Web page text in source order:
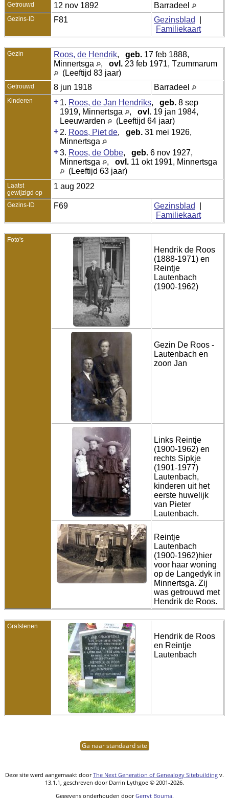
Getrouwd 12 nov 1892 Barradeel
Gezins-ID F81 Gezinsblad
Familiekaart
Gezin Roos, de Hendrik, geb. 17 feb 1888,
Minnertsga
, ovl. 23 feb 1971, Tzummarum
(Leeftijd 83 jaar)
Getrouwd 8 jun 1918 Barradeel
Kinderen + 1. Roos, de Jan Hendriks, geb. 8 sep
1919, Minnertsga
, ovl. 19 jan 1984,
Leeuwarden
(Leeftijd 64 jaar)
+ 2. Roos, Piet de, geb. 31 mei 1926,
Minnertsga
+3. Roos, de Obbe, geb. 6 nov 1927,
Minnertsga
, ovl. 11 okt 1991, Minnertsga
(Leeftijd 63 jaar)
Laatst
gewijzigd op
1 aug 2022
Gezins-ID F69 Gezinsblad
Familiekaart
Foto's
Hendrik de Roos
(1888-1971) en
Reintje
Lautenbach
(1900-1962)
Gezin De Roos -
Lautenbach en
zoon Jan
Links Reintje
(1900-1962) en
rechts Sipkje
(1901-1977)
Lautenbach,
kinderen uit het
eerste huwelijk
van Pieter
Lautenbach.
Reintje
Lautenbach
(1900-1962)hier
voor haar woning
op de Langedyk in
Minnertsga. Zij
was getrouwd met
Hendrik de Roos.
Grafstenen
Hendrik de Roos
en Reintje
Lautenbach
Ga naar standaard site
Deze site werd aangemaakt doorThe Next Generation of Genealogy Sitebuilding v.
13.1.1, geschreven door Darrin Lythgoe © 2001-2026.
Gegevens onderhouden doorGerryt Bouma.